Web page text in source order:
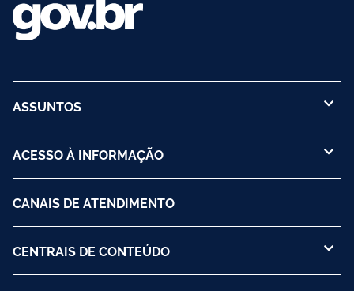
ASSUNTOS
ACESSO À INFORMAÇÃO
CANAIS DE ATENDIMENTO
CENTRAIS DE CONTEÚDO